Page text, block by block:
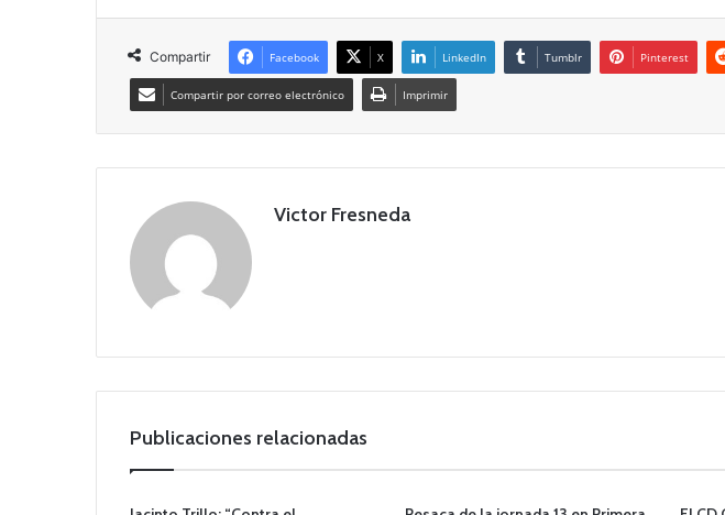
Compartir Facebook X LinkedIn Tumblr Pinterest
Compartir por correo electrónico Imprimir
Victor Fresneda
Publicaciones relacionadas